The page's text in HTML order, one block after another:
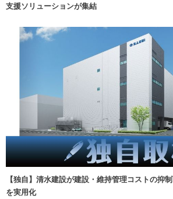
支援ソリューションが集結
【独自】清水建設が建設・維持管理コストの抑
を実用化